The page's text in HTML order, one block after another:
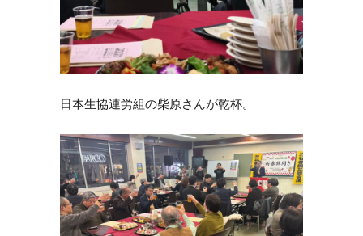
日本生協連労組の柴原さんが乾杯。